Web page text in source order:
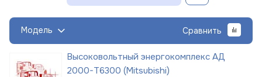
Модель Сравнить
Высоковольтный энергокомплекс АД
2000-Т6300 (Mitsubishi)